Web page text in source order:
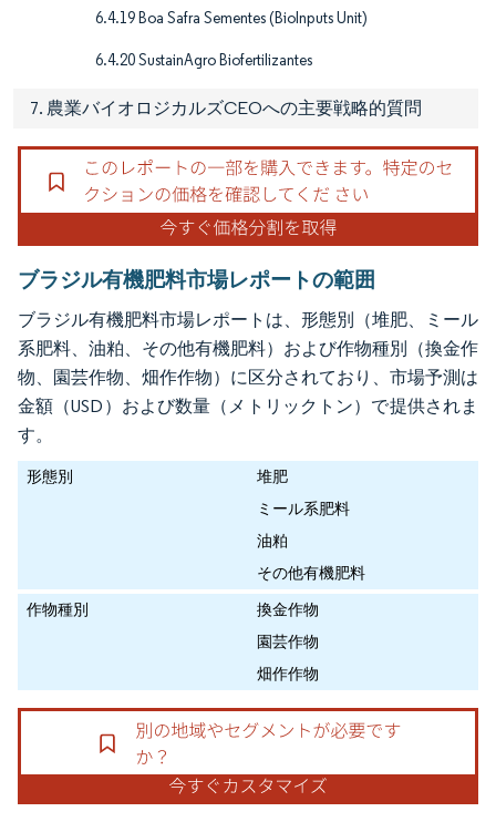
6.4.19 Boa Safra Sementes (BioInputs Unit)
6.4.20 SustainAgro Biofertilizantes
7. 農業バイオロジカルズCEOへの主要戦略的質問
ブラジル有機肥料市場レポートの範囲
ブラジル有機肥料市場レポートは、形態別（堆肥、ミール
系肥料、油粕、その他有機肥料）および作物種別（換金作
物、園芸作物、畑作作物）に区分されており、市場予測は
金額（USD）および数量（メトリックトン）で提供されま
す。
形態別
堆肥
ミール系肥料
油粕
その他有機肥料
作物種別
換金作物
園芸作物
畑作作物